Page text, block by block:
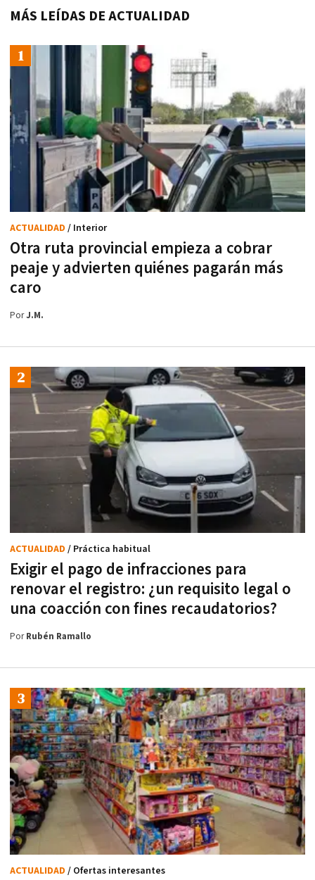
MÁS LEÍDAS DE ACTUALIDAD
Otra ruta provincial empieza a cobrar
peaje y advierten quiénes pagarán más
caro
ACTUALIDAD / Interior
PorJ.M.
Exigir el pago de infracciones para
renovar el registro: ¿un requisito legal o
una coacción con fines recaudatorios?
ACTUALIDAD / Práctica habitual
PorRubén Ramallo
ACTUALIDAD / Ofertas interesantes